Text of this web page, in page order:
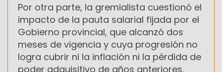
Por otra parte, la gremialista cuestionó el
impacto de la pauta salarial fijada por el
Gobierno provincial, que alcanzó dos
meses de vigencia y cuya progresión no
logra cubrir ni la inflación ni la pérdida de
poder adquisitivo de años anteriores.